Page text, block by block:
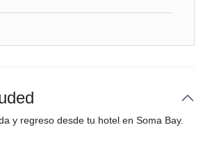
y regreso desde tu hotel en Soma Bay.